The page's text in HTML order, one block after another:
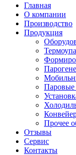
Главная
О компании
Производство
Продукция
Паровые
Прочее
Отзывы
Сервис
Контакты